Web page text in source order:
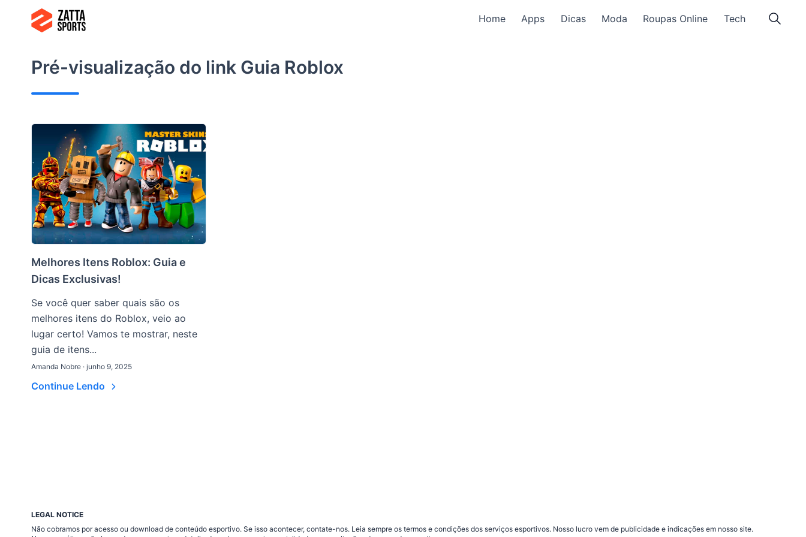
conteúdo
Home Apps Dicas Moda Roupas Online Tech
Pré-visualização do link Guia Roblox
Melhores Itens Roblox: Guia e
Dicas Exclusivas!
Se você quer saber quais são os
melhores itens do Roblox, veio ao
lugar certo! Vamos te mostrar, neste
guia de itens...
Amanda Nobre · junho 9, 2025
Continue Lendo
LEGAL NOTICE
Não cobramos por acesso ou download de conteúdo esportivo. Se isso acontecer, contate-nos. Leia sempre os termos e condições dos serviços esportivos. Nosso lucro vem de publicidade e indicações em nosso site.